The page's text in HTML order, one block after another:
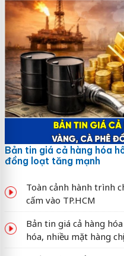
Bản tin giá cả hàng hóa
đồng loạt tăng mạnh
Toàn cảnh hành trình
cấm vào TP.HCM
Bản tin giá cả hàng
hóa, nhiều mặt hàng